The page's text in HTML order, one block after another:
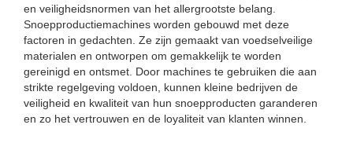
en veiligheidsnormen van het allergrootste belang.
Snoepproductiemachines worden gebouwd met deze
factoren in gedachten. Ze zijn gemaakt van voedselveilige
materialen en ontworpen om gemakkelijk te worden
gereinigd en ontsmet. Door machines te gebruiken die aan
strikte regelgeving voldoen, kunnen kleine bedrijven de
veiligheid en kwaliteit van hun snoepproducten garanderen
en zo het vertrouwen en de loyaliteit van klanten winnen.